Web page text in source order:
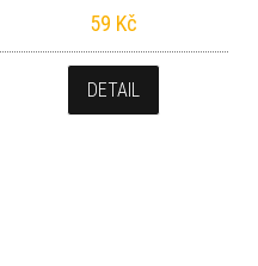
59 Kč
DETAIL